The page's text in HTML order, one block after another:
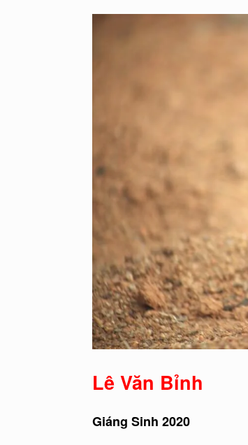
Lê Văn Bỉnh
Giáng Sinh 2020